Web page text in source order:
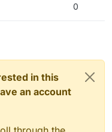
0
in this
an account